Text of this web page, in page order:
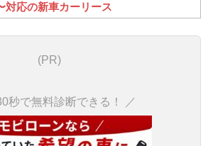
対応の新車カーリース
(PR)
秒で無料診断できる！ ／